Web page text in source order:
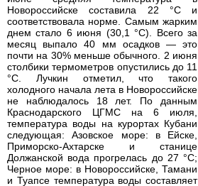
Новороссийске составила 22 °C и
соответствовала норме. Самым жарким
днем стало 6 июня (30,1 °C). Всего за
месяц выпало 40 мм осадков — это
почти на 30% меньше обычного. 2 июня
столбики термометров опустились до 11
°C. Лучкин отметил, что такого
холодного начала лета в Новороссийске
не наблюдалось 18 лет. По данным
Краснодарского ЦГМС на 6 июля,
температура воды на курортах Кубани
следующая: Азовское море: в Ейске,
Приморско-Ахтарске и станице
Должанской вода прогрелась до 27 °C;
Черное море: в Новороссийске, Тамани
и Туапсе температура воды составляет